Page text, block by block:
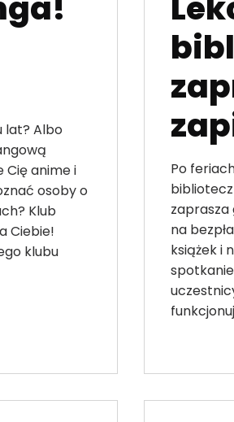
lat? Albo
Cię anime i
osoby o
Klub
Ciebie!
klubu
Po
zaprasza
na
książek i